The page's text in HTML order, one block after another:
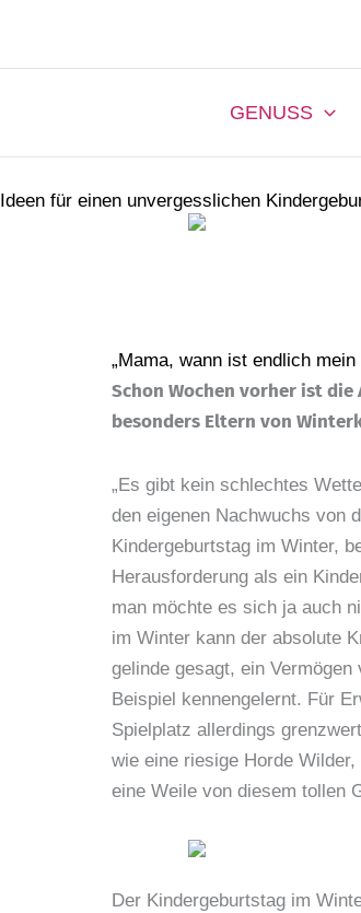
springen
GENUSS
Ideen für einen unvergesslichen
„Mama, wann ist endlich mein
Schon Wochen vorher ist die
besonders Eltern von
„Es gibt kein schlechtes
den eigenen Nachwuchs von
Kindergeburtstag im Winter,
Herausforderung als ein
man möchte es sich ja auch
im Winter kann der absolute
gelinde gesagt, ein
Beispiel kennengelernt. Für
Spielplatz allerdings
wie eine riesige Horde
eine Weile von diesem tollen
Der Kindergeburtstag im